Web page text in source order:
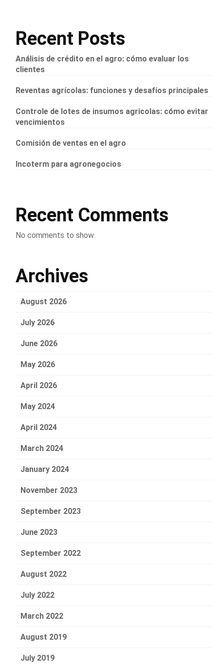
Recent Posts
Análisis de crédito en el agro: cómo evaluar los
clientes
Reventas agrícolas: funciones y desafíos principales
Controle de lotes de insumos agricolas: cómo evitar
vencimientos
Comisión de ventas en el agro
Incoterm para agronegocios
Recent Comments
No comments to show.
Archives
August 2026
July 2026
June 2026
May 2026
April 2026
May 2024
April 2024
March 2024
January 2024
November 2023
September 2023
June 2023
September 2022
August 2022
July 2022
March 2022
August 2019
July 2019